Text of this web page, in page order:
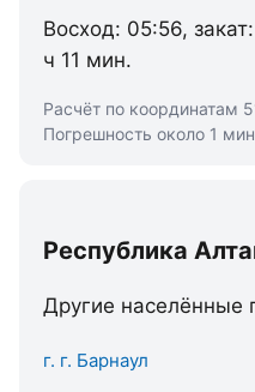
Восход: 05:56,
ч 11 мин.
Расчёт по координатам
Погрешность около 1
Республика
Другие населённые
г. г. Барнаул